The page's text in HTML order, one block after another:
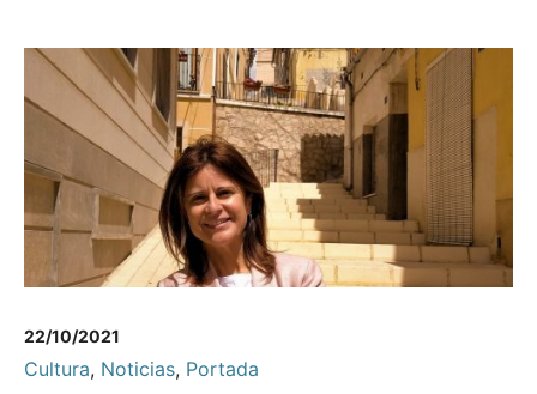
22/10/2021
Cultura, Noticias, Portada